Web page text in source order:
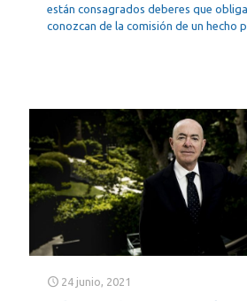
están consagrados deberes que
conozcan de la comisión de un hecho
24 junio, 2021